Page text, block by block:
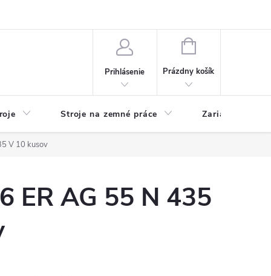
Prihlásenie
NÁKUPNÝ
Prázdny košík
Stroje na zemné práce Zariadenia na
V 10 kusov
ER AG 55 N 435